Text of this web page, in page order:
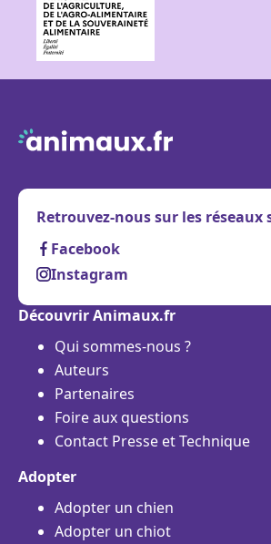
Retrouvez-nous sur les réseaux
Facebook
Instagram
Découvrir Animaux.fr
Qui sommes-nous ?
Auteurs
Partenaires
Foire aux questions
Contact Presse et Technique
Adopter
Adopter un chien
Adopter un chiot